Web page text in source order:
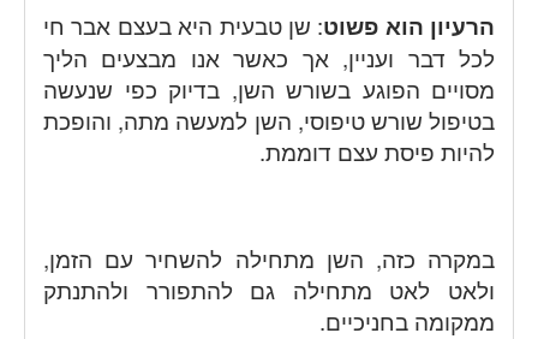
הרעיון הוא פשוט: שן טבעית היא בעצם אבר חי
לכל דבר ועניין, אך כאשר אנו מבצעים הליך
מסויים הפוגע בשורש השן, בדיוק כפי שנעשה
בטיפול שורש טיפוסי, השן למעשה מתה, והופכת
להיות פיסת עצם דוממת.
במקרה כזה, השן מתחילה להשחיר עם הזמן,
ולאט לאט מתחילה גם להתפורר ולהתנתק
ממקומה בחניכיים.